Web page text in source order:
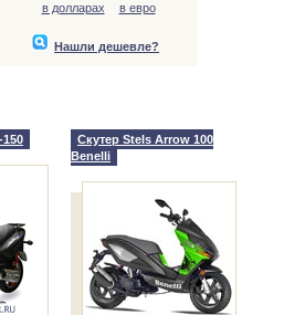
в долларах в евро
Нашли дешевле?
150
Скутер Stels Arrow 100
Benelli